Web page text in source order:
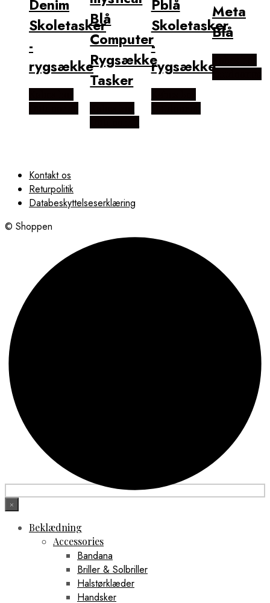
Denim
Skoletasker
-
rygsække
Blå
Computer
Rygsække
Tasker
Pblå
Skoletasker
-
rygsække
Meta
Blå
Outdoornu
Kontakt os
Returpolitik
Databeskyttelseserklæring
© Shoppen
×
Beklædning
Accessories
Bandana
Briller & Solbriller
Halstørklæder
Handsker